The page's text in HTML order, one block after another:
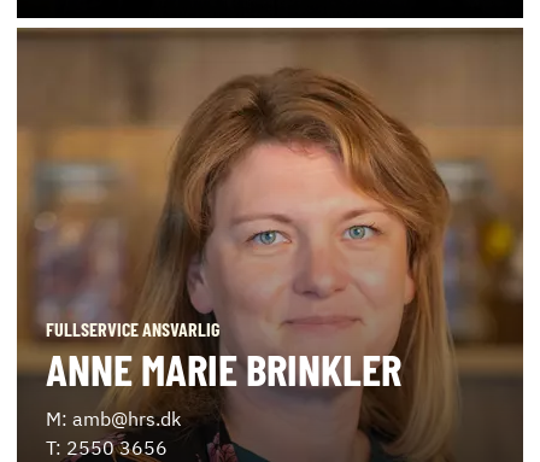
FULLSERVICE ANSVARLIG
ANNE MARIE BRINKLER
M: amb@hrs.dk
T: 2550 3656